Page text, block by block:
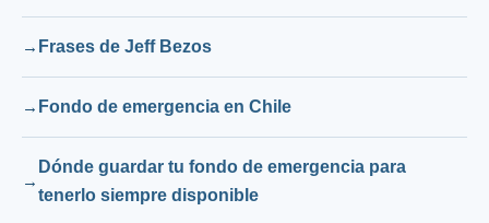
Frases de Jeff Bezos
Fondo de emergencia en Chile
Dónde guardar tu fondo de emergencia para
tenerlo siempre disponible